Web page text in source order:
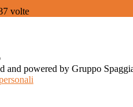
volte
and powered by Gruppo